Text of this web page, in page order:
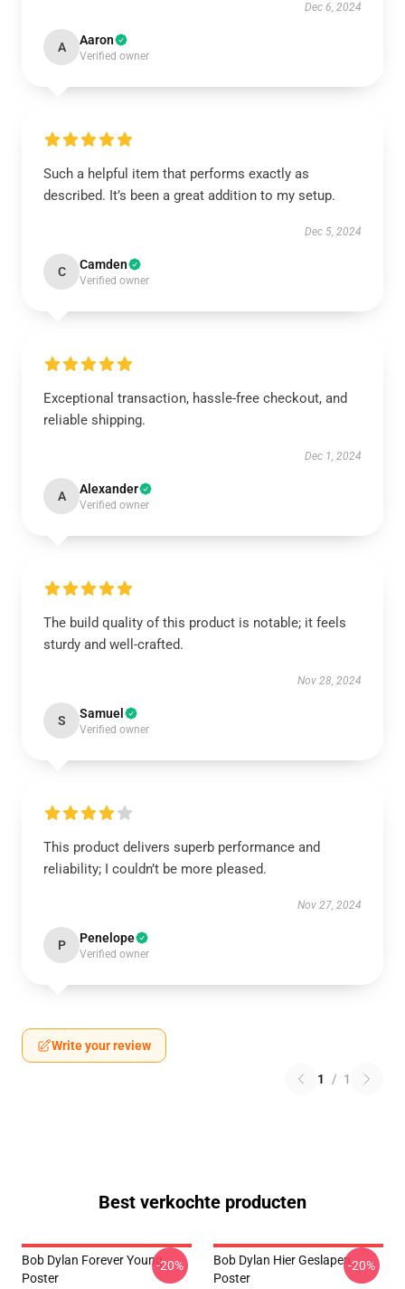
Dec 6, 2024
A Aaron
Verified owner
Such a helpful item that performs exactly as
described. It’s been a great addition to my setup.
Dec 5, 2024
C Camden
Verified owner
Exceptional transaction, hassle-free checkout, and
reliable shipping.
Dec 1, 2024
A Alexander
Verified owner
The build quality of this product is notable; it feels
sturdy and well-crafted.
Nov 28, 2024
S Samuel
Verified owner
This product delivers superb performance and
reliability; I couldn’t be more pleased.
Nov 27, 2024
P Penelope
Verified owner
Write your review
1 / 1
Best verkochte producten
Bob Dylan Forever Young
Poster
-20%
Bob Dylan Hier Geslapen
Poster
-20%